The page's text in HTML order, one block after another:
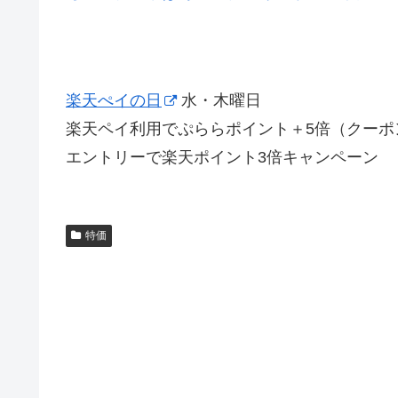
楽天ぺイの日
水・木曜日
楽天ペイ利用でぷららポイント＋5倍（クーポ
エントリーで楽天ポイント3倍キャンペーン
特価